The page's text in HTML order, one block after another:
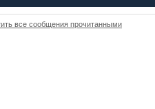
все сообщения прочитанными